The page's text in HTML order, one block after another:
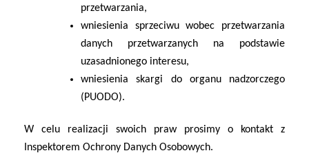
przetwarzania,
wniesienia sprzeciwu wobec przetwarzania
danych przetwarzanych na podstawie
uzasadnionego interesu,
wniesienia skargi do organu nadzorczego
(PUODO).
W celu realizacji swoich praw prosimy o kontakt z
Inspektorem Ochrony Danych Osobowych.